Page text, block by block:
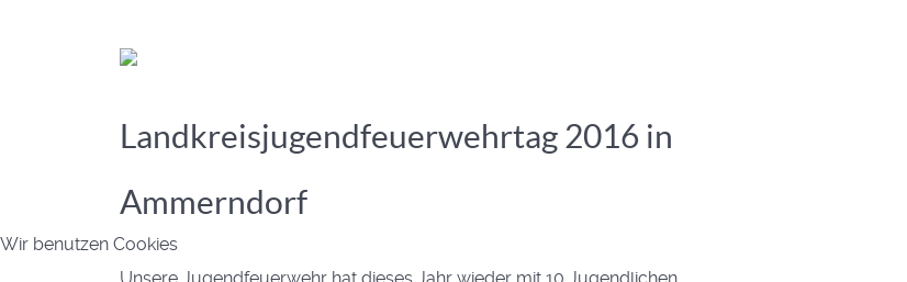
Landkreisjugendfeuerwehrtag 2016 in
Ammerndorf
Wir benutzen Cookies